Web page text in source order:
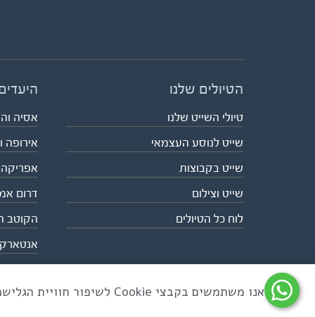
הטיולים שלנו
טיולי השייט שלנו
שייט לנוסע העצמאי
שייט בקבוצות
שייט וצילום
לוח כל הטיולים
אסיה
אירופה
אפריקה
דרום
הקוטב
כל הזכויות שמורות לאקו טיולי שטח | טלפון 03-6879090 | פקס 03-6879099 |
אנו משתמשים בקבצי Cookie לשיפור חוויית הגלישה ולניתוח שימוש באתר